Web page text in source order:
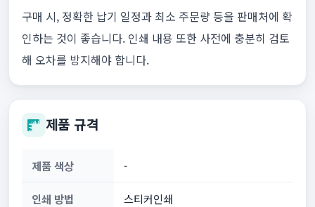
구매 시, 정확한 납기 일정과 최소 주문량 등을 판매처에 확
인하는 것이 좋습니다. 인쇄 내용 또한 사전에 충분히 검토
해 오차를 방지해야 합니다.
제품 규격
제품 색상 -
인쇄 방법 스티커인쇄